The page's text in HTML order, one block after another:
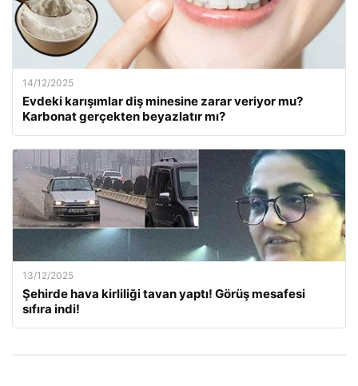
14/12/2025
Evdeki karışımlar diş minesine zarar veriyor mu?
Karbonat gerçekten beyazlatır mı?
13/12/2025
Şehirde hava kirliliği tavan yaptı! Görüş mesafesi
sıfıra indi!